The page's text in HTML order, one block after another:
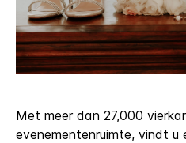
Met meer dan 27,000
evenementenruimte, vindt